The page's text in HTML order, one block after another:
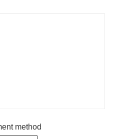
method